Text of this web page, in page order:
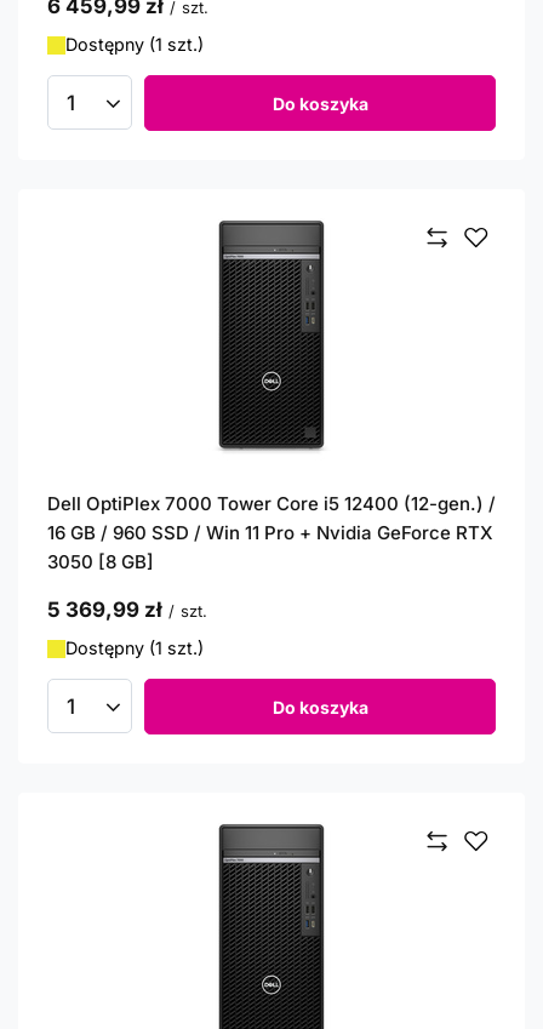
6 459,99 zł / szt.
Dostępny (1 szt.)
Ilość produktów Do koszyka
Dell OptiPlex 7000 Tower Core i5 12400 (12-gen.) /
16 GB / 960 SSD / Win 11 Pro + Nvidia GeForce RTX
3050 [8 GB]
5 369,99 zł / szt.
Dostępny (1 szt.)
Ilość produktów Do koszyka